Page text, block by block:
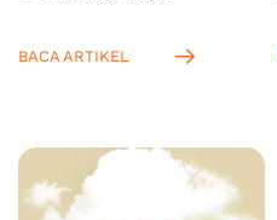
pada wanita. Hal ini
tahun 2022 ada sekitar 2,3
juta kasus dan 670.000
kematian secara global
BACA ARTIKEL